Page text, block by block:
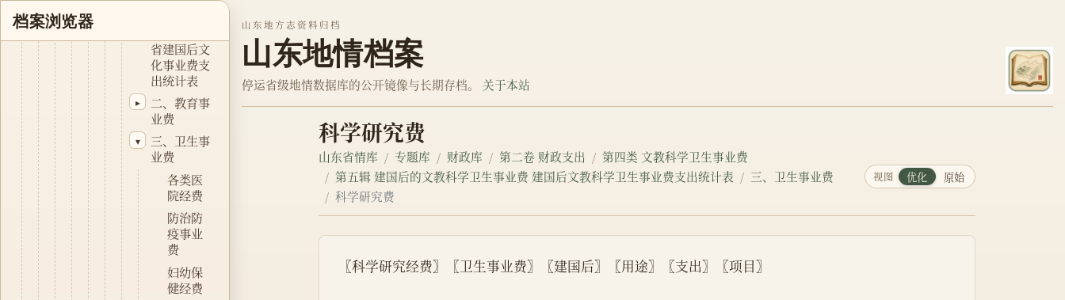
山东地方志资料归档
山东地情档案
停运省级地情数据库的公开镜像与长期存档。 关于本站
科学研究费
山东省情库 专题库 财政库 第二卷 财政支出
第四类 文教科学卫生事业费
第五辑 建国后的文教科学卫生事业费 建国后文教科学卫生事业费支出统计表
三、卫生事业费
科学研究费
视图 优化 原始
档案浏览器
省建国后文
化事业费支
出统计表
▸
二、教育事
业费
▾
三、卫生事
业费
各类医
院经费
防治防
疫事业
费
妇幼保
健经费
〖科学研究经费〗〖卫生事业费〗〖建国后〗〖用途〗〖支出〗〖项目〗